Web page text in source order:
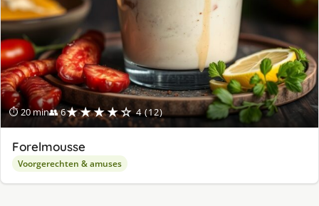
⏱ 20 min👥 6★★★★☆ 4 (12)
Forelmousse
Voorgerechten & amuses